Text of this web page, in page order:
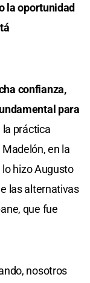
la oportunidad
confianza,
para
práctica
en la
hizo Augusto
las alternativas
que fue
nosotros